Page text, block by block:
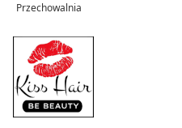
Przechowalnia